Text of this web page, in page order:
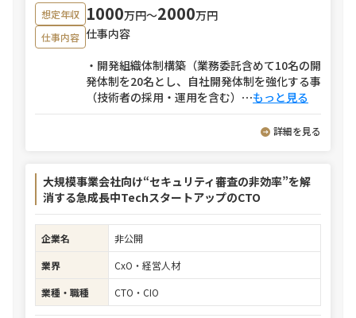
想定年収 1000万円〜2000万円
仕事内容 仕事内容
・開発組織体制構築（業務委託含めて10名の開
発体制を20名とし、自社開発体制を強化する事
（技術者の採用・運用を含む） ⋯もっと見る
詳細を見る
大規模事業会社向け“セキュリティ審査の非効率”を解
消する急成長中TechスタートアップのCTO
企業名
非公開
業界
CxO・経営人材
業種・職種
CTO・CIO